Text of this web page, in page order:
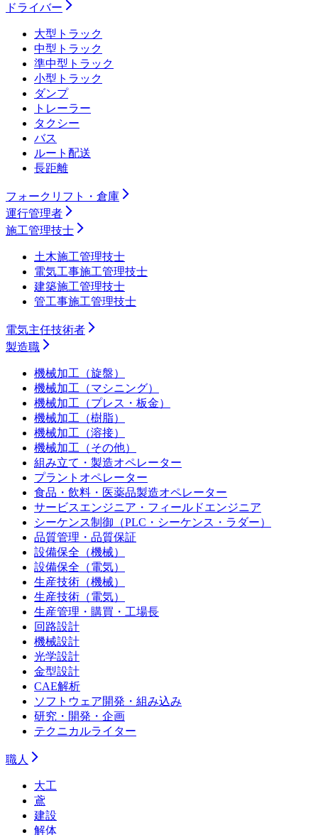
ドライバー
大型トラック
中型トラック
準中型トラック
小型トラック
ダンプ
トレーラー
タクシー
バス
ルート配送
長距離
フォークリフト・倉庫
運行管理者
施工管理技士
土木施工管理技士
電気工事施工管理技士
建築施工管理技士
管工事施工管理技士
電気主任技術者
製造職
機械加工（旋盤）
機械加工（マシニング）
機械加工（プレス・板金）
機械加工（樹脂）
機械加工（溶接）
機械加工（その他）
組み立て・製造オペレーター
プラントオペレーター
食品・飲料・医薬品製造オペレーター
サービスエンジニア・フィールドエンジニア
シーケンス制御（PLC・シーケンス・ラダー）
品質管理・品質保証
設備保全（機械）
設備保全（電気）
生産技術（機械）
生産技術（電気）
生産管理・購買・工場長
回路設計
機械設計
光学設計
金型設計
CAE解析
ソフトウェア開発・組み込み
研究・開発・企画
テクニカルライター
職人
大工
鳶
建設
解体